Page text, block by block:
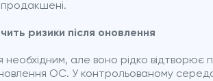
продакшені.
ризики після оновлення
але воно рідко відтворює
ОС. У контрольованому